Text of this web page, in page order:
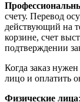
счету. Перевод
действующий на
корзине, счет
подтверждении
Когда заказ
лицо и оплатить
Физические лица